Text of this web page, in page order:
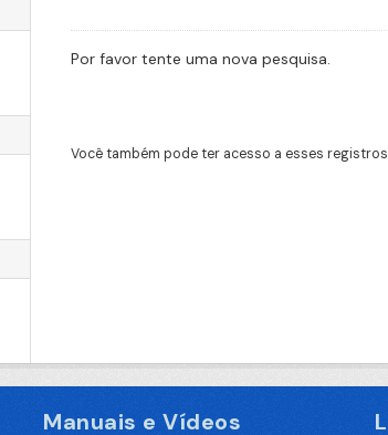
Por favor tente uma nova pesquisa.
Você também pode ter acesso a esses
Manuais e Vídeos